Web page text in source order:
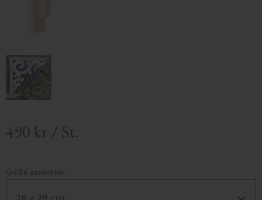
490 kr / St.
Größe auswählen